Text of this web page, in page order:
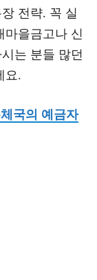
전략. 꼭 실
마을금고나 신
는 분들 많던
요.
국의 예금자